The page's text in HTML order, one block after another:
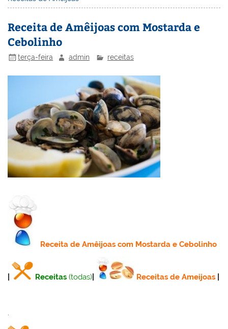
n
o
ai
Receita de Amêijoas com Mostarda e
Cebolinho
terça-feira admin receitas
Receitade Amêijoas com Mostarda e Cebolinho
Receitas (todas) Receitas de Ameijoas
.